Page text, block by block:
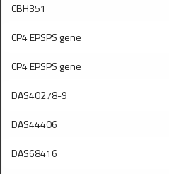
CBH351
CP4 EPSPS gene
CP4 EPSPS gene
DAS40278-9
DAS44406
DAS68416